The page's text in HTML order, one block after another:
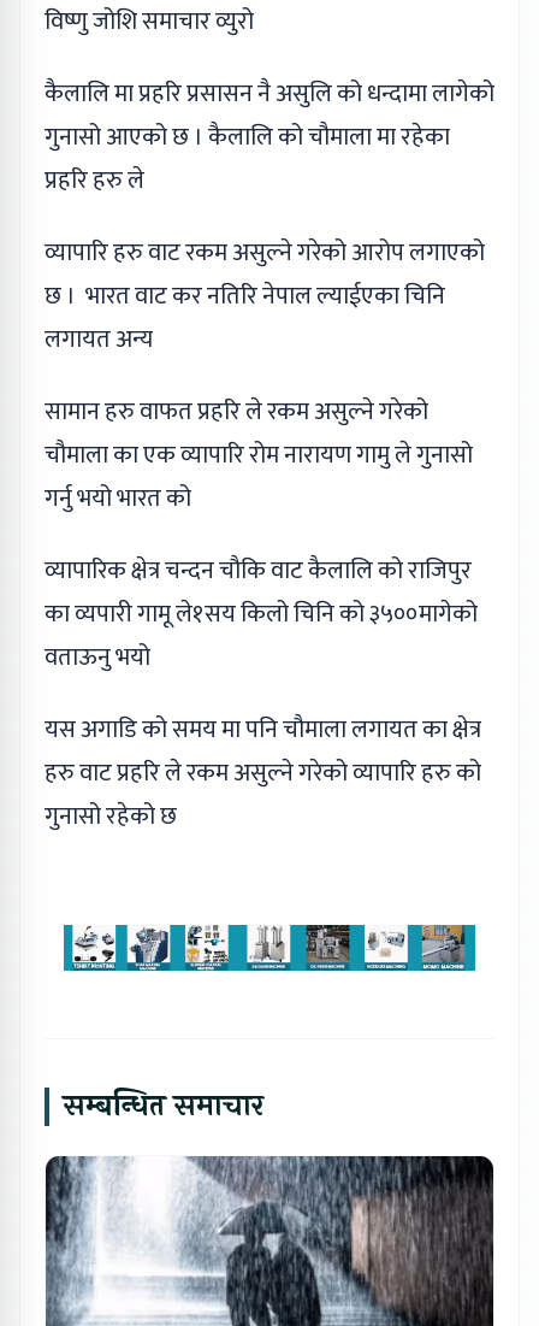
विष्णु जोशि समाचार व्युरो
कैलालि मा प्रहरि प्रसासन नै असुलि को धन्दामा लागेको
गुनासो आएको छ । कैलालि को चौमाला मा रहेका
प्रहरि हरु ले
व्यापारि हरु वाट रकम असुल्ने गरेको आरोप लगाएको
छ । भारत वाट कर नतिरि नेपाल ल्याईएका चिनि
लगायत अन्य
सामान हरु वाफत प्रहरि ले रकम असुल्ने गरेको
चौमाला का एक व्यापारि रोम नारायण गामु ले गुनासो
गर्नु भयो भारत को
व्यापारिक क्षेत्र चन्दन चौकि वाट कैलालि को राजिपुर
का व्यपारी गामू ले१सय किलो चिनि को ३५००मागेको
वताऊनु भयो
यस अगाडि को समय मा पनि चौमाला लगायत का क्षेत्र
हरु वाट प्रहरि ले रकम असुल्ने गरेको व्यापारि हरु को
गुनासो रहेको छ
सम्बन्धित समाचार